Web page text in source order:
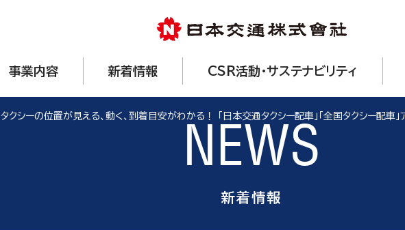
事業内容 新着情報 CSR活動・サステナビリティ
タクシーの位置が見える、動く、到着目安がわかる！ 「日本交通タクシー配車」「全国タクシー配車
NEWS
新着情報